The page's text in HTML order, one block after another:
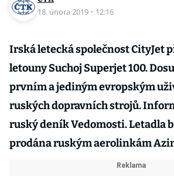
18. února 2019 · 12:16
Irská letecká společnost CityJet
letouny Suchoj Superjet 100.
prvním a jediným evropským
ruských dopravních strojů.
ruský deník Vedomosti. Letadla
prodána ruským aerolinkám